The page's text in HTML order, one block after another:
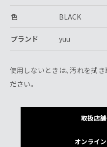
色 BLACK
ブランド yuu
使用しないときは、汚れを拭
ださい。
取扱店
オンライ